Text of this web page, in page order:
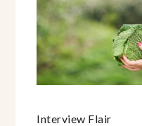
Interview Flair